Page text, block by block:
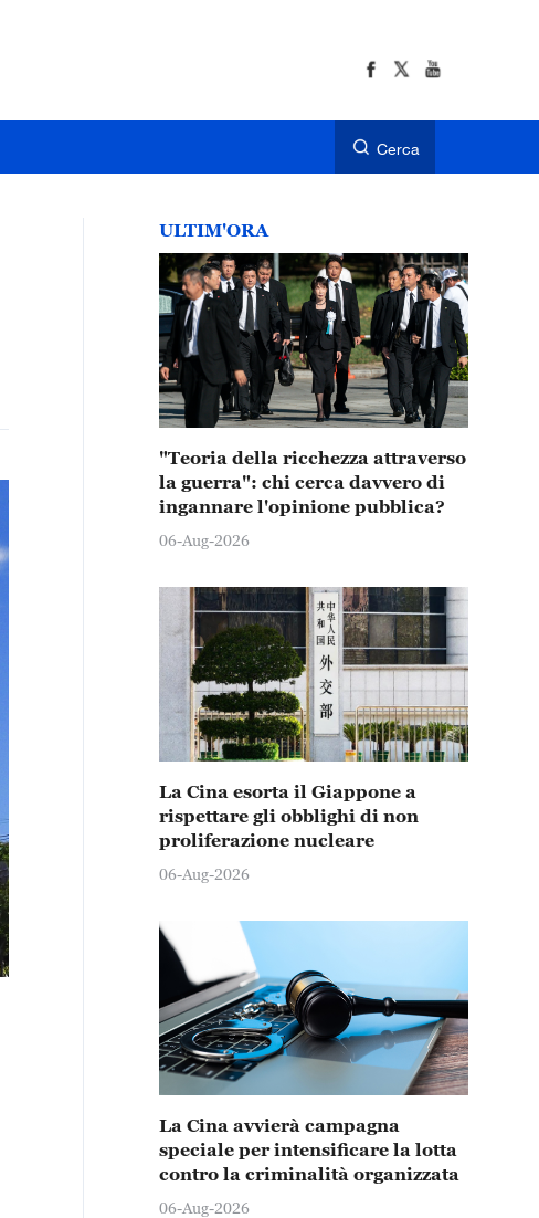
Cerca
ULTIM'ORA
"Teoria della ricchezza attraverso
la guerra": chi cerca davvero di
ingannare l'opinione pubblica?
06-Aug-2026
La Cina esorta il Giappone a
rispettare gli obblighi di non
proliferazione nucleare
06-Aug-2026
La Cina avvierà campagna
speciale per intensificare la lotta
contro la criminalità organizzata
06-Aug-2026